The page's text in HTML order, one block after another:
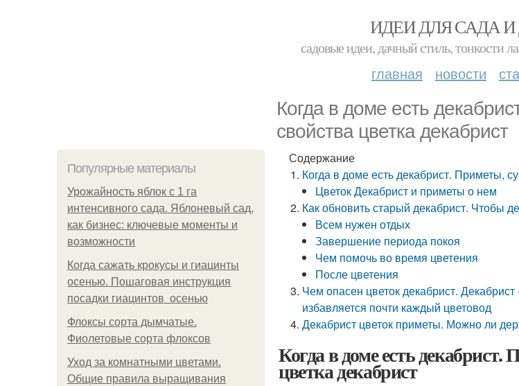
ИДЕИ ДЛЯ САДА И
садовые идеи, дачный стиль, тонкости
главная новости
Когда в доме есть
свойства цветка декабрист
Популярные материалы
Урожайность яблок с 1 га
интенсивного сада. Яблоневый сад,
как бизнес: ключевые моменты и
возможности
Когда сажать крокусы и гиацинты
осенью. Пошаговая инструкция
посадки гиацинтов осенью
Флоксы сорта дымчатые.
Фиолетовые сорта флоксов
Уход за комнатными цветами.
Общие правила выращивания
Содержание
Когда в доме есть декабрист. Приметы,
Цветок Декабрист и приметы о нем
Как обновить старый декабрист. Чтобы
Всем нужен отдых
Завершение периода покоя
Чем помочь во время цветения
После цветения
Чем опасен цветок декабрист.
избавляется почти каждый цветовод
Декабрист цветок приметы. Можно ли
Когда в доме есть
цветка декабрист